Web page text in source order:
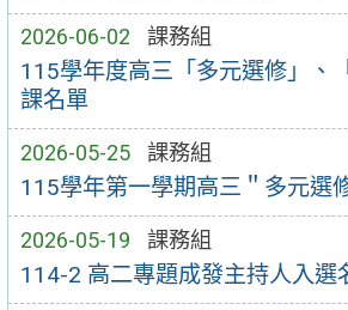
2026-06-02 課務組
115學年度高三「多元選修」、
課名單
2026-05-25 課務組
115學年第一學期高三＂多元選
2026-05-19 課務組
114-2 高二專題成發主持人入選